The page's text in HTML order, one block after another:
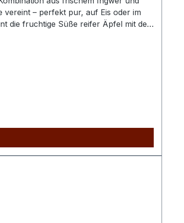
vereint – perfekt pur, auf Eis oder im